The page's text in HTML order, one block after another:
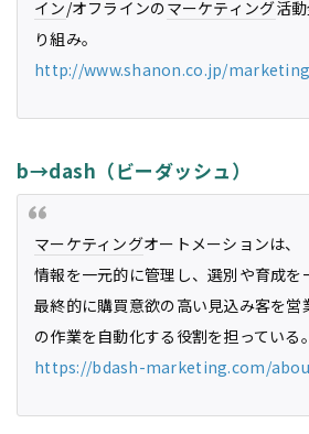
イン/オフラインのマーケティング活
り組み。
http://www.shanon.co.jp/
b→dash（ビーダッシュ）
マーケティングオートメーションは、
情報を一元的に管理し、選別や育成を
最終的に購買意欲の高い見込み客を営
の作業を自動化する役割を担っている。
https://bdash-marketing.com/